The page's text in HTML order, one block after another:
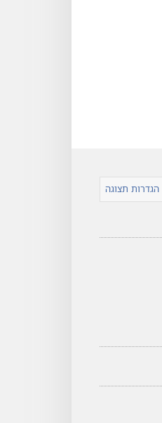
הגדרות תצוגה